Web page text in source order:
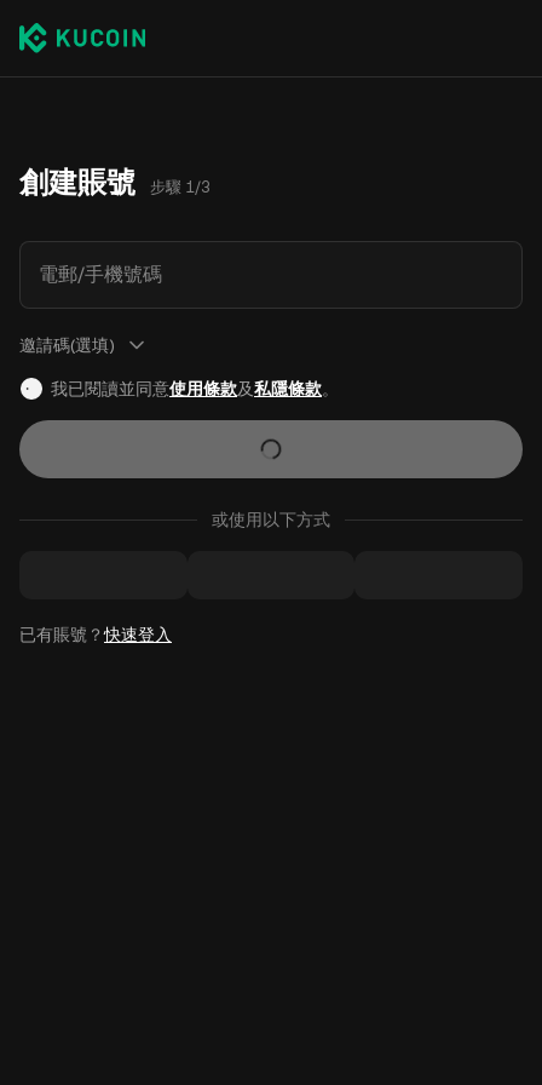
創建賬號 步驟 1/3
電郵/手機號碼
邀請碼(選填)
我已閱讀並同意使用條款及私隱條款。
或使用以下方式
已有賬號？快速登入